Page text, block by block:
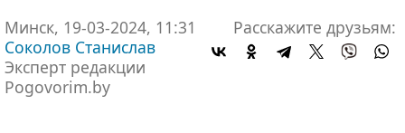
Минск, 19-03-2024, 11:31
Соколов Станислав
Эксперт редакции
Pogovorim.by
Расскажите друзьям: